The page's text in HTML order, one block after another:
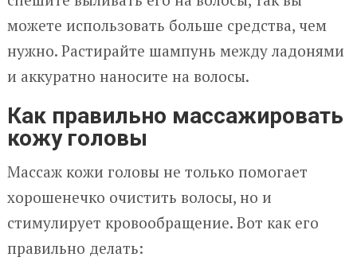
можете использовать больше средства, чем
нужно. Растирайте шампунь между ладонями
и аккуратно наносите на волосы.
Как правильно массажировать
кожу головы
Массаж кожи головы не только помогает
хорошенечко очистить волосы, но и
стимулирует кровообращение. Вот как его
правильно делать: